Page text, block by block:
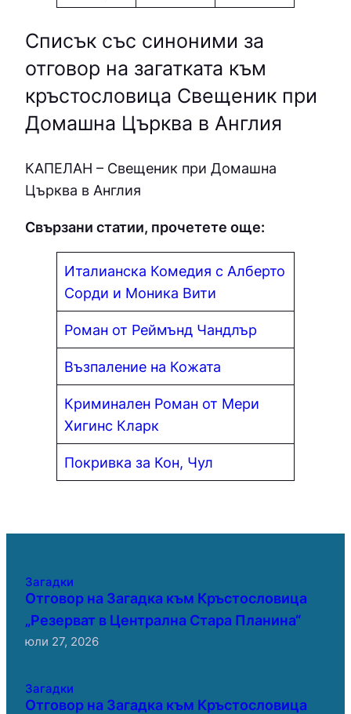
Списък със синоними за
отговор на загатката към
кръстословица Свещеник при
Домашна Църква в Англия
КAПEЛAН – Свещеник при Домашна
Църква в Англия
Свързани статии, прочетете още:
Италианска Комедия с Алберто
Сорди и Моника Вити
Роман от Реймънд Чандлър
Възпаление на Кожата
Криминален Роман от Мери
Хигинс Кларк
Покривка за Кон, Чул
Загадки
Отговор на Загадка към Кръстословица
„Резерват в Централна Стара Планина“
юли 27, 2026
Загадки
Отговор на Загадка към Кръстословица